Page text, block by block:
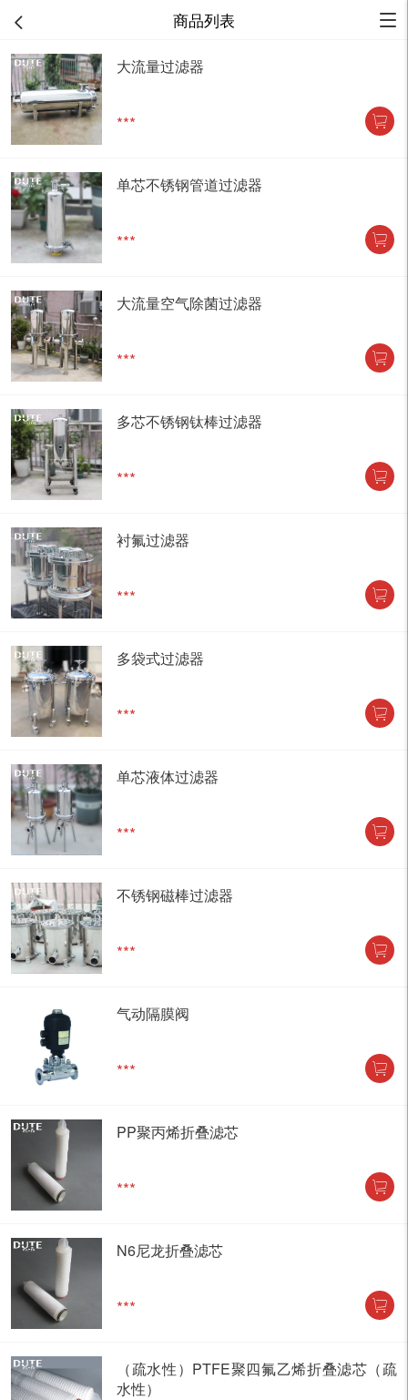
商品列表
大流量过滤器
***
单芯不锈钢管道过滤器
***
大流量空气除菌过滤器
***
多芯不锈钢钛棒过滤器
***
衬氟过滤器
***
多袋式过滤器
***
单芯液体过滤器
***
不锈钢磁棒过滤器
***
气动隔膜阀
***
PP聚丙烯折叠滤芯
***
N6尼龙折叠滤芯
***
（疏水性）PTFE聚四氟乙烯折叠滤芯（疏
水性）